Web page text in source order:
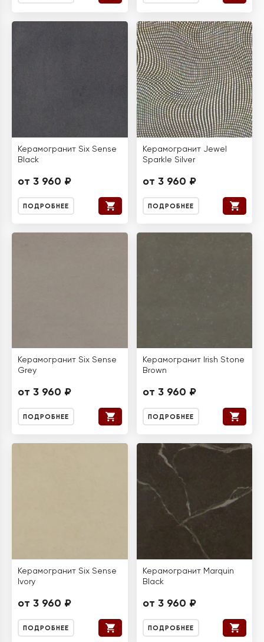
Керамогранит Six Sense
Black
от 3 960 ₽
ПОДРОБНЕЕ
Керамогранит Jewel
Sparkle Silver
от 3 960 ₽
ПОДРОБНЕЕ
Керамогранит Six Sense
Grey
от 3 960 ₽
ПОДРОБНЕЕ
Керамогранит Irish Stone
Brown
от 3 960 ₽
ПОДРОБНЕЕ
Керамогранит Six Sense
Ivory
от 3 960 ₽
ПОДРОБНЕЕ
Керамогранит Marquin
Black
от 3 960 ₽
ПОДРОБНЕЕ